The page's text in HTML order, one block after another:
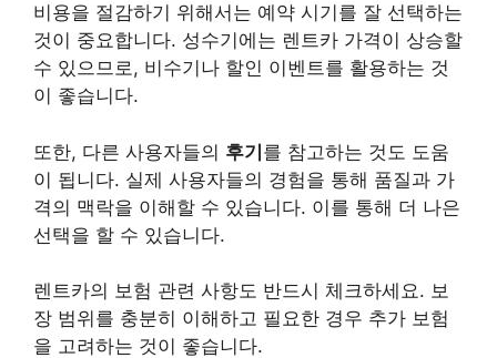
비용을 절감하기 위해서는 예약 시기를 잘 선택하는
것이 중요합니다. 성수기에는 렌트카 가격이 상승할
수 있으므로, 비수기나 할인 이벤트를 활용하는 것
이 좋습니다.
또한, 다른 사용자들의 후기를 참고하는 것도 도움
이 됩니다. 실제 사용자들의 경험을 통해 품질과 가
격의 맥락을 이해할 수 있습니다. 이를 통해 더 나은
선택을 할 수 있습니다.
렌트카의 보험 관련 사항도 반드시 체크하세요. 보
장 범위를 충분히 이해하고 필요한 경우 추가 보험
을 고려하는 것이 좋습니다.